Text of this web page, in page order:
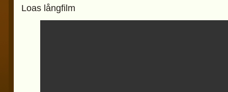
Loas långfilm